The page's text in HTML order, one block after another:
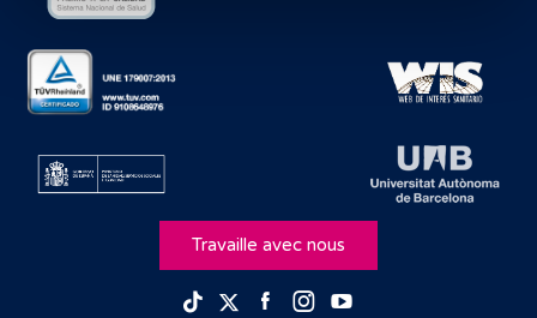
Travaille avec nous
TikTokTwitterFacebook
Instagram